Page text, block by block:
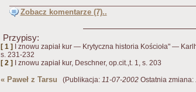
Zobacz komentarze (7)..
Przypisy:
[ 1 ]
I znowu zapiał kur — Krytyczna historia Kościoła" —
s. 231-232
[ 2 ]
I znowu zapiał kur, Deschner, op.cit.,t. 1, s. 203
« Paweł z Tarsu (Publikacja: 11-07-2002 Ostatnia zmiana: